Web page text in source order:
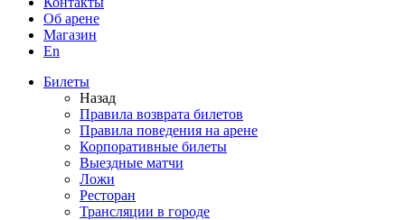
Об арене
Магазин
En
Билеты
Назад
Правила возврата билетов
Правила поведения на арене
Корпоративные билеты
Выездные матчи
Ложи
Ресторан
Трансляции в городе